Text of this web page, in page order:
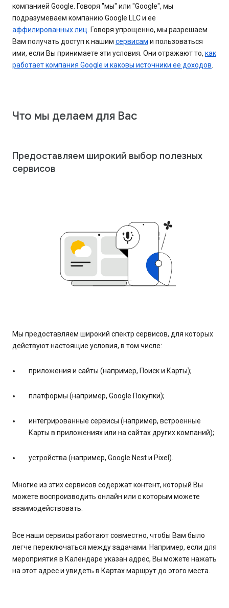
компанией Google. Говоря "мы" или "Google", мы
подразумеваем компанию Google LLC и ее
аффилированных лиц . Говоря упрощенно, мы разрешаем
Вам получать доступ к нашим сервисам и пользоваться
ими, если Вы принимаете эти условия. Они отражают то, как
работает компания Google и каковы источники ее доходов
Что мы делаем для Вас
Предоставляем широкий выбор полезных
сервисов
Мы предоставляем широкий спектр сервисов, для которых
действуют настоящие условия, в том числе:
приложения и сайты (например, Поиск и Карты);
платформы (например, Google Покупки);
интегрированные сервисы (например, встроенные
Карты в приложениях или на сайтах других компаний);
устройства (например, Google Nest и Pixel).
Многие из этих сервисов содержат контент, который Вы
можете воспроизводить онлайн или с которым можете
взаимодействовать.
Все наши сервисы работают совместно, чтобы Вам было
легче переключаться между задачами. Например, если для
мероприятия в Календаре указан адрес, Вы можете нажать
на этот адрес и увидеть в Картах маршрут до этого места.